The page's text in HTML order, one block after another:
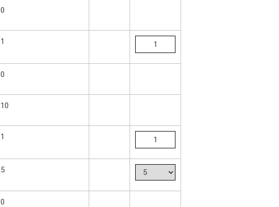
0
1
0
10
1
5
0